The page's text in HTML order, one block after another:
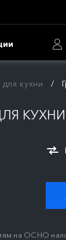
кухни
КУХНИ
на ОСНО